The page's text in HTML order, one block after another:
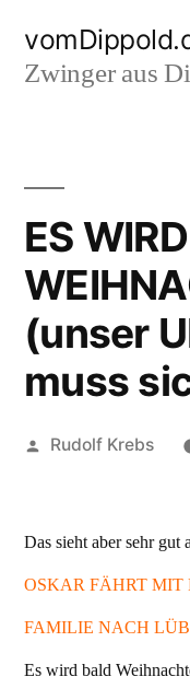
InhaltZwinger aus
ES WIRD
(unser
muss
Veröffentlicht
Rudolf Krebs
Das sieht aber sehr gut
OSKAR FÄHRT
FAMILIE NACH
Es wird bald